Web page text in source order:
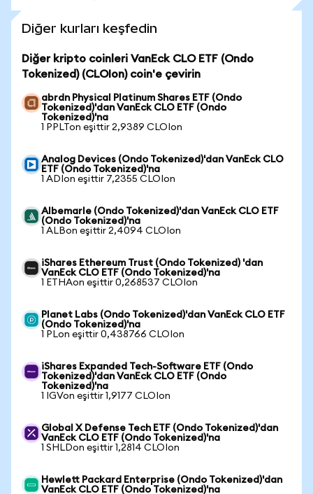
Diğer kurları keşfedin
Diğer kripto coinleri VanEck CLO ETF (Ondo
Tokenized) (CLOIon) coin'e çevirin
abrdn Physical Platinum Shares ETF (Ondo
Tokenized)'dan VanEck CLO ETF (Ondo
Tokenized)'na
1 PPLTon eşittir 2,9389 CLOIon
Analog Devices (Ondo Tokenized)'dan VanEck CLO
ETF (Ondo Tokenized)'na
1 ADIon eşittir 7,2355 CLOIon
Albemarle (Ondo Tokenized)'dan VanEck CLO ETF
(Ondo Tokenized)'na
1 ALBon eşittir 2,4094 CLOIon
iShares Ethereum Trust (Ondo Tokenized) 'dan
VanEck CLO ETF (Ondo Tokenized)'na
1 ETHAon eşittir 0,268537 CLOIon
Planet Labs (Ondo Tokenized)'dan VanEck CLO ETF
(Ondo Tokenized)'na
1 PLon eşittir 0,438766 CLOIon
iShares Expanded Tech-Software ETF (Ondo
Tokenized)'dan VanEck CLO ETF (Ondo
Tokenized)'na
1 IGVon eşittir 1,9177 CLOIon
Global X Defense Tech ETF (Ondo Tokenized)'dan
VanEck CLO ETF (Ondo Tokenized)'na
1 SHLDon eşittir 1,2814 CLOIon
Hewlett Packard Enterprise (Ondo Tokenized)'dan
VanEck CLO ETF (Ondo Tokenized)'na